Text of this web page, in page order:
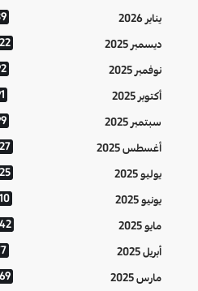
يناير 2026
ديسمبر 2025
نوفمبر 2025
أكتوبر 2025
سبتمبر 2025
أغسطس 2025
يوليو 2025
يونيو 2025
مايو 2025
أبريل 2025
مارس 2025